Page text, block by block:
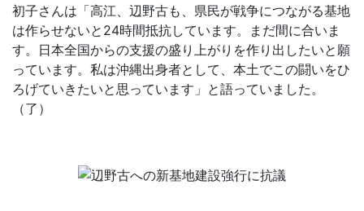
初子さんは「高江、辺野古も、県民が戦争につながる基地
は作らせないと24時間抵抗しています。まだ間に合いま
す。日本全国からの支援の盛り上がりを作り出したいと願
っています。私は沖縄出身者として、本土でこの闘いをひ
ろげていきたいと思っています」と語っていました。
（了）